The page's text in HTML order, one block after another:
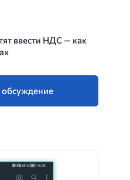
ввести НДС — как